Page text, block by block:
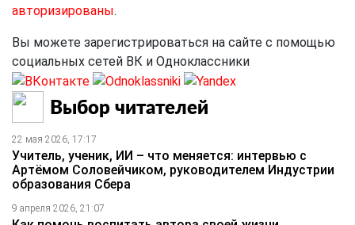
авторизированы.
Вы можете зарегистрироваться на сайте с помощью
социальных сетей ВК и Одноклассники
Выбор читателей
22 мая 2026, 17:17
Учитель, ученик, ИИ – что меняется: интервью с
Артёмом Соловейчиком, руководителем Индустрии
образования Сбера
9 апреля 2026, 21:07